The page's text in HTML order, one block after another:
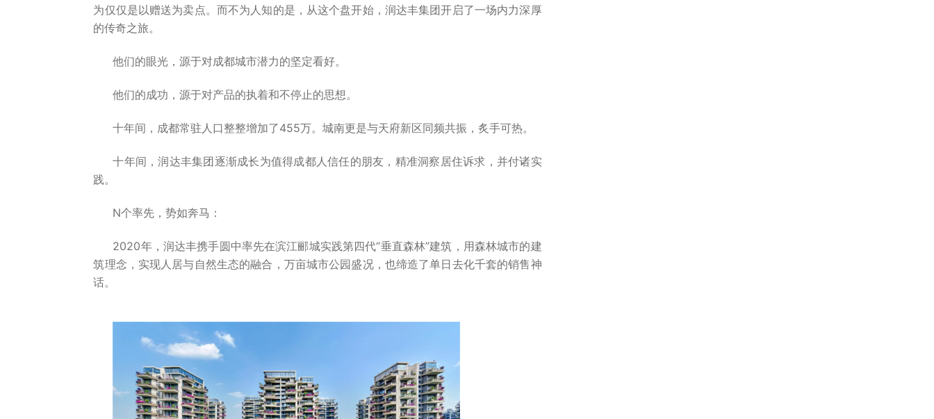
为仅仅是以赠送为卖点。而不为人知的是，从这个盘开始，润达丰集团开启了一场内力深厚
的传奇之旅。
他们的眼光，源于对成都城市潜力的坚定看好。
他们的成功，源于对产品的执着和不停止的思想。
十年间，成都常驻人口整整增加了455万。城南更是与天府新区同频共振，炙手可热。
十年间，润达丰集团逐渐成长为值得成都人信任的朋友，精准洞察居住诉求，并付诸实
践。
N个率先，势如奔马：
2020年，润达丰携手圆中率先在滨江郦城实践第四代“垂直森林”建筑，用森林城市的建
筑理念，实现人居与自然生态的融合，万亩城市公园盛况，也缔造了单日去化千套的销售神
话。